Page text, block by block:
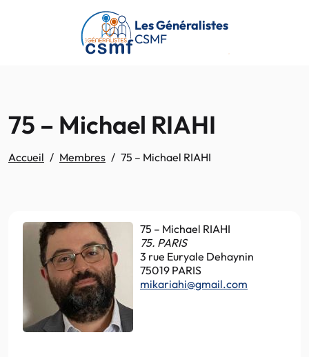
Passer au contenu principal
Les Généralistes
CSMF
75 – Michael RIAHI
Accueil Membres 75 – Michael RIAHI
75 – Michael RIAHI
75. PARIS
3 rue Euryale Dehaynin
75019 PARIS
mikariahi@gmail.com